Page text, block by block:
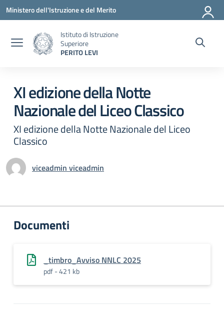
Vai ai contenuti
Vai al menu di navigazione
Vai al footer
Ministero dell'Istruzione e del Merito
Istituto di Istruzione
Superiore
PERITO LEVI
XI edizione della Notte
Nazionale del Liceo Classico
XI edizione della Notte Nazionale del Liceo
Classico
viceadmin viceadmin
Documenti
_timbro_Avviso NNLC 2025
pdf - 421 kb